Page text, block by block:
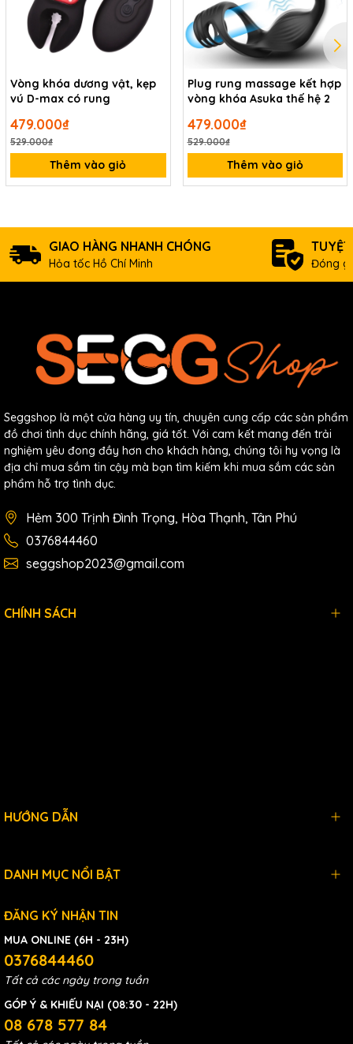
Vòng khóa dương vật, kẹp
vú D-max có rung
479.000₫
529.000₫
Thêm vào giỏ
Plug rung massage kết hợp
vòng khóa Asuka thế hệ 2
479.000₫
529.000₫
Thêm vào giỏ
GIAO HÀNG NHANH CHÓNG
Hỏa tốc Hồ Chí Minh Đóng
Seggshop là một cửa hàng uy tín, chuyên cung cấp các sản phẩm
đồ chơi tình dục chính hãng, giá tốt. Với cam kết mang đến trải
nghiệm yêu đong đầy hơn cho khách hàng, chúng tôi hy vọng là
địa chỉ mua sắm tin cậy mà bạn tìm kiếm khi mua sắm các sản
phẩm hỗ trợ tình dục.
Hẻm 300 Trịnh Đình Trọng, Hòa Thạnh, Tân Phú
0376844460
seggshop2023@gmail.com
CHÍNH SÁCH
HƯỚNG DẪN
DANH MỤC NỔI BẬT
ĐĂNG KÝ NHẬN TIN
MUA ONLINE (6H - 23H)
0376844460
Tất cả các ngày trong tuần
GÓP Ý & KHIẾU NẠI (08:30 - 22H)
08 678 577 84